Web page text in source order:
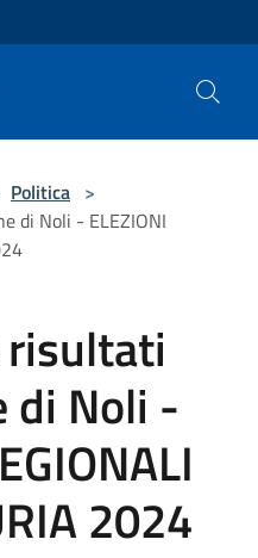
Politica >
di Noli - ELEZIONI
di Noli -
2024